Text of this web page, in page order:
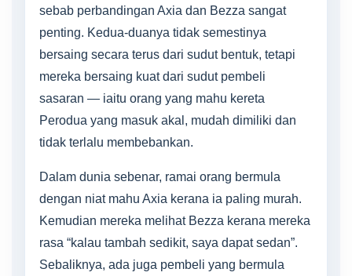
sebab perbandingan Axia dan Bezza sangat
penting. Kedua-duanya tidak semestinya
bersaing secara terus dari sudut bentuk, tetapi
mereka bersaing kuat dari sudut pembeli
sasaran — iaitu orang yang mahu kereta
Perodua yang masuk akal, mudah dimiliki dan
tidak terlalu membebankan.
Dalam dunia sebenar, ramai orang bermula
dengan niat mahu Axia kerana ia paling murah.
Kemudian mereka melihat Bezza kerana mereka
rasa “kalau tambah sedikit, saya dapat sedan”.
Sebaliknya, ada juga pembeli yang bermula